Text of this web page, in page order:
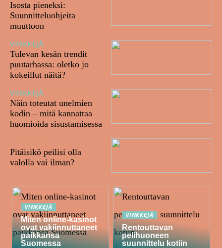
Isosta pieneksi:
Suunnitteluohjeita
muuttoon
VINKKEJÄ
Tulevan kesän trendit
puutarhassa: oletko jo
kokeillut näitä?
VINKKEJÄ
Näin toteutat unelmien
kodin – mitä kannattaa
huomioida sisustamisessa
Pitäisikö peilisi olla
valolla vai ilman?
VINKKEJÄ
Miten online-kasinot
ovat vakiinnuttaneet
paikkansa
Suomessa
VINKKEJÄ
Rentouttavan
pelihuoneen
suunnittelu kotiin